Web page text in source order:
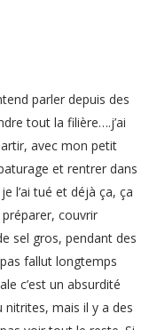
parler depuis des
tout la filière….j’ai
avec mon petit
et rentrer dans
l’ai tué et déjà ça, ça
couvrir
sel gros, pendant des
fallut longtemps
c’est un absurdité
mais il y a des